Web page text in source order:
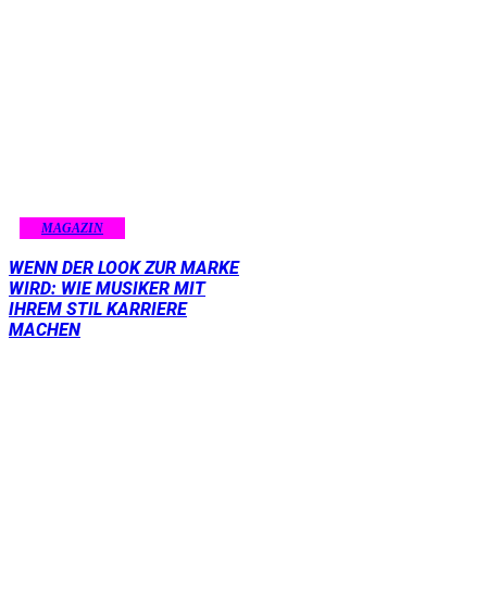
MAGAZIN
WENN DER LOOK ZUR MARKE
WIRD: WIE MUSIKER MIT
IHREM STIL KARRIERE
MACHEN